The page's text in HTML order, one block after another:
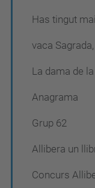
Has tingut
vaca
La dama de
Anagrama
Grup 62
Allibera un
Concurs